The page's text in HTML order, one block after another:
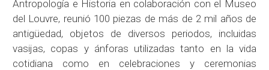
Antropología e Historia en colaboración con el Museo
del Louvre, reunió 100 piezas de más de 2 mil años de
antigüedad, objetos de diversos periodos, incluidas
vasijas, copas y ánforas utilizadas tanto en la vida
cotidiana como en celebraciones y ceremonias